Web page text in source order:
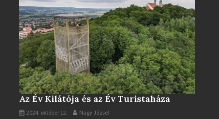
Az Év Kilátója és az Év Turistaháza
2024. október 12. Nagy József